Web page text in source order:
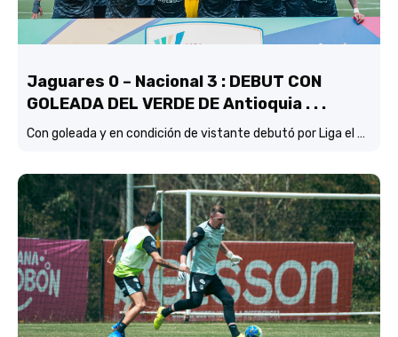
Jaguares 0 – Nacional 3 : DEBUT CON
GOLEADA DEL VERDE DE Antioquia . . .
Con goleada y en condición de vistante debutó por Liga el verde de Lucas González frente a Jaguares de Córdoba.